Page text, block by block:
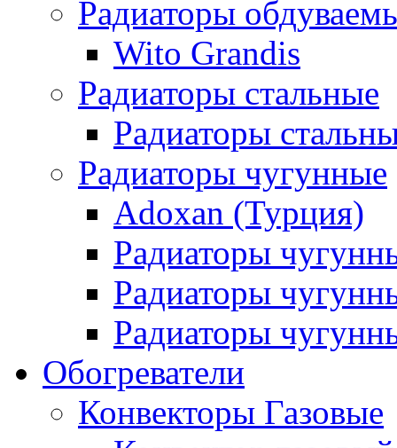
Радиаторы
Wito Grandis
Радиаторы стальные
Радиаторы
Радиаторы чугунные
Adoxan (Турция)
Радиаторы
Радиаторы
Радиаторы
Обогреватели
Конвекторы Газовые